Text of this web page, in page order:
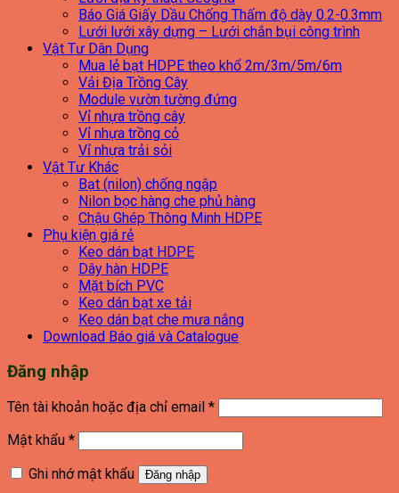
Báo Giá Giấy Dầu Chống Thấm độ dày 0.2-0.3mm
Lưới lưới xây dựng – Lưới chắn bụi công trình
Vật Tư Dân Dụng
Mua lẻ bạt HDPE theo khổ 2m/3m/5m/6m
Vải Địa Trồng Cây
Module vườn tường đứng
Vỉ nhựa trồng cây
Vỉ nhựa trồng cỏ
Vỉ nhựa trải sỏi
Vật Tư Khác
Bạt (nilon) chống ngập
Nilon bọc hàng che phủ hàng
Chậu Ghép Thông Minh HDPE
Phụ kiện giá rẻ
Keo dán bạt HDPE
Dây hàn HDPE
Mặt bích PVC
Keo dán bạt xe tải
Keo dán bạt che mưa nắng
Download Báo giá và Catalogue
Đăng nhập
Tên tài khoản hoặc địa chỉ email *Bắt
buộc
Mật khẩu *Bắt
buộc
Ghi nhớ mật khẩu
Đăng nhập